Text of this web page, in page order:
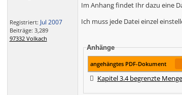
Registriert: Jul 2007
Beiträge: 3,289
97332 Volkach
Im Anhang findet Ihr dazu eine
Ich muss jede Datei einzel
Anhänge
angehängtes PDF-Dokument
Kapitel 3.4 begrenzte